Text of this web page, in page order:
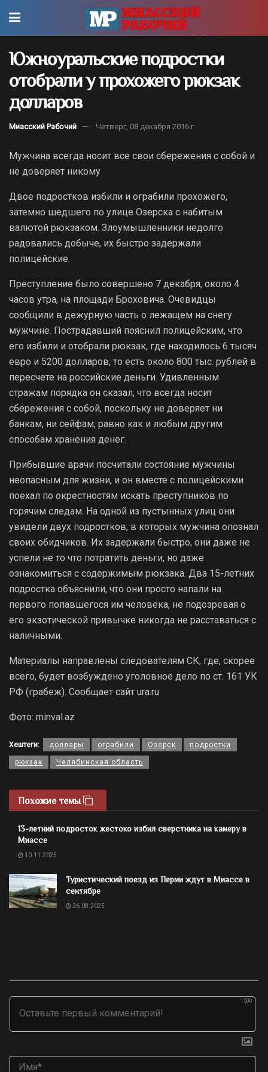
Южноуральские подростки
отобрали у прохожего рюкзак
долларов
Миасский Рабочий Четверг, 08 декабря 2016 г.
Мужчина всегда носит все свои сбережения с собой и
не доверяет никому
Двое подростков избили и ограбили прохожего,
затемно шедшего по улице Озерска с набитым
валютой рюкзаком. Злоумышленники недолго
радовались добыче, их быстро задержали
полицейские.
Преступление было совершено 7 декабря, около 4
часов утра, на площади Броховича. Очевидцы
сообщили в дежурную часть о лежащем на снегу
мужчине. Пострадавший пояснил полицейским, что
его избили и отобрали рюкзак, где находилось 6 тысяч
евро и 5200 долларов, то есть около 800 тыс. рублей в
пересчете на российские деньги. Удивленным
стражам порядка он сказал, что всегда носит
сбережения с собой, поскольку не доверяет ни
банкам, ни сейфам, равно как и любым другим
способам хранения денег.
Прибывшие врачи посчитали состояние мужчины
неопасным для жизни, и он вместе с полицейскими
поехал по окрестностям искать преступников по
горячим следам. На одной из пустынных улиц они
увидели двух подростков, в которых мужчина опознал
своих обидчиков. Их задержали быстро, они даже не
успели не то что потратить деньги, но даже
ознакомиться с содержимым рюкзака. Два 15-летних
подростка объяснили, что они просто напали на
первого попавшегося им человека, не подозревая о
его экзотической привычке никогда не расставаться с
наличными.
Материалы направлены следователям СК, где, скорее
всего, будет возбуждено уголовное дело по ст. 161 УК
РФ (грабеж). Сообщает сайт ura.ru
Фото: minval.az
Хештеги: доллары ограбили Озерск подростки
рюкзак Челябинская область
Похожие темы
13-летний подросток жестоко избил сверстника на камеру в
Миассе
10.11.2025
Туристический поезд из Перми ждут в Миассе в
сентябре
26.08.2025
1500